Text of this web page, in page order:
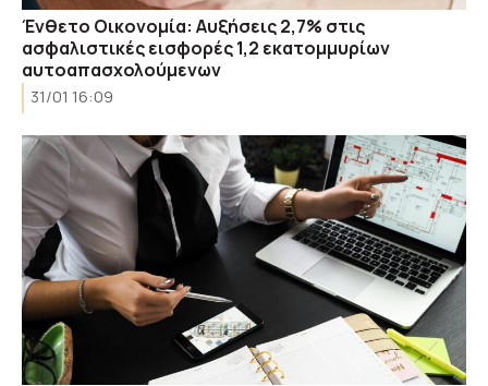
Ένθετο Οικονομία: Αυξήσεις 2,7% στις
ασφαλιστικές εισφορές 1,2 εκατομμυρίων
αυτοαπασχολούμενων
31/01 16:09